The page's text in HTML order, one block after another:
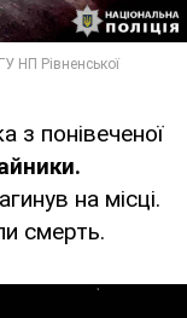
з понівеченої
на місці.
смерть.